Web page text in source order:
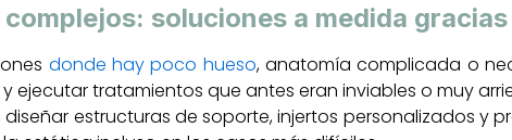
complejos: soluciones a medida
donde hay poco hueso, anatomía complicada o
ejecutar tratamientos que antes eran inviables o muy
diseñar estructuras de soporte, injertos personalizados y